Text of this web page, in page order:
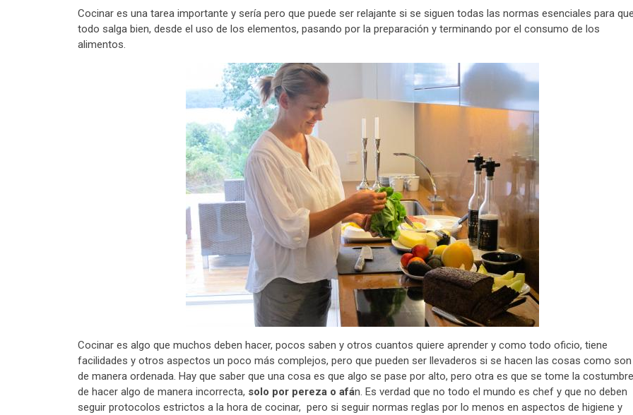
Cocinar es una tarea importante y sería pero que puede ser relajante si se siguen todas las normas esenciales para
todo salga bien, desde el uso de los elementos, pasando por la preparación y terminando por el consumo de los
alimentos.
Cocinar es algo que muchos deben hacer, pocos saben y otros cuantos quiere aprender y como todo oficio, tiene
facilidades y otros aspectos un poco más complejos, pero que pueden ser llevaderos si se hacen las cosas como
de manera ordenada. Hay que saber que una cosa es que algo se pase por alto, pero otra es que se tome la costumbre
de hacer algo de manera incorrecta, solo por pereza o afán. Es verdad que no todo el mundo es chef y que no deben
seguir protocolos estrictos a la hora de cocinar, pero si seguir normas reglas por lo menos en aspectos de higiene y